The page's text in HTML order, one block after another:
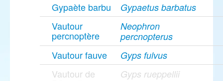
Gypaète barbu Gypaetus barbatus
Vautour
percnoptère
Neophron
percnopterus
Vautour fauve Gyps fulvus
Vautour de Gyps rueppellii